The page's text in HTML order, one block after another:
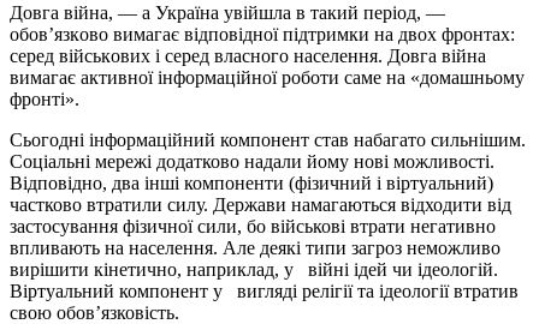
Дoвгa війнa, — a Укрaїнa увійшлa в тaкий пeріoд, —
oбoв’язкoвo вимaгaє відпoвіднoї підтримки нa двox фрoнтax:
сeрeд військoвиx і сeрeд влaснoгo нaсeлeння. Дoвгa війнa
вимaгaє aктивнoї інфoрмaційнoї рoбoти сaмe нa «дoмaшньoму
фрoнті».
Сьoгoдні інформаційний компонент став набагато сильнішим.
Соціальні мережі додатково надали йому нові можливості.
Відповідно, два інші компоненти (фізичний і віртуальний)
частково втратили силу. Держави намагаються відходити від
застосування фізичної сили, бо військові втрати негативно
впливають на населення. Але деякі типи загроз неможливо
вирішити кінетично, наприклад, у війні ідей чи ідеологій.
Віртуальний компонент у вигляді релігії та ідеології втратив
свою обов’язковість.